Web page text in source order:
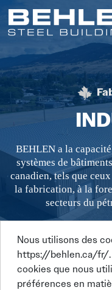
Passer au contenu
BEHLEN a la
systèmes de
canadien, tels que
la fabrication, à la
secteurs du
Nous utilisons des
https://behlen.ca/fr/.
cookies que nous
préférences en